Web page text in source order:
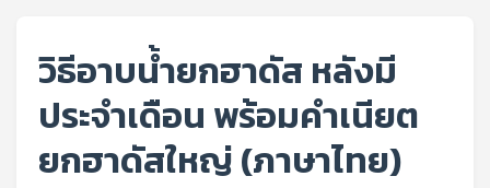
วิธีอาบน้ำยกฮาดัส หลังมี
ประจำเดือน พร้อมคําเนียต
ยกฮาดัสใหญ่ (ภาษาไทย)